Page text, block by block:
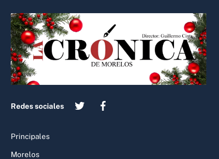
To
Top
Redes sociales
Principales
Morelos